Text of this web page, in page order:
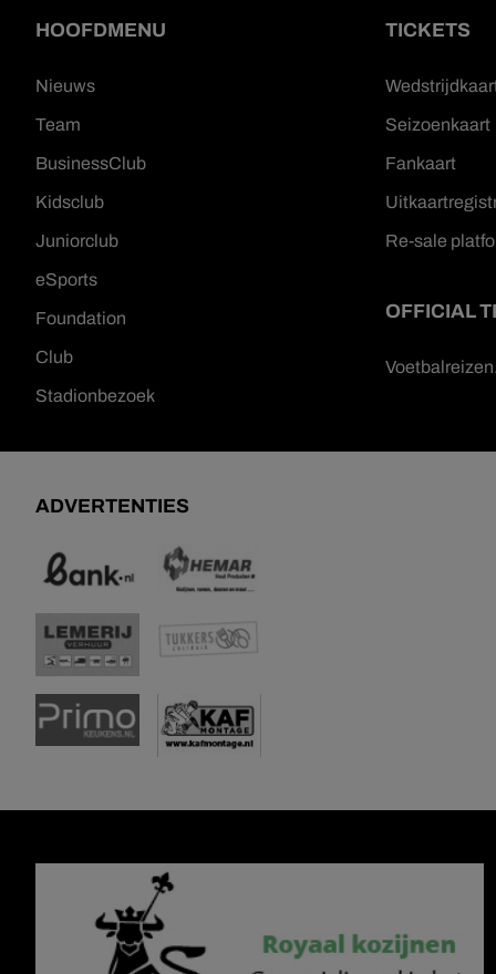
HOOFDMENU
Nieuws
Team
BusinessClub
Kidsclub
Juniorclub
eSports
Foundation
Club
Stadionbezoek
TICKETS
Seizoenkaart
Fankaart
Re-sale
OFFICIAL
ADVERTENTIES